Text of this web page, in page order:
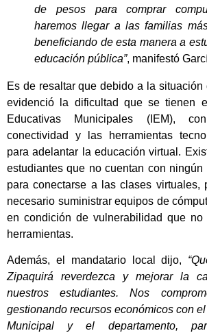
de pesos para comprar
haremos llegar a las familias
beneficiando de esta manera a
educación pública”, manifestó
Es de resaltar que debido a la
evidenció la dificultad que se tienen
Educativas Municipales (IEM),
conectividad y las herramientas
para adelantar la educación virtual.
estudiantes que no cuentan con
para conectarse a las clases virtuales,
necesario suministrar equipos de
en condición de vulnerabilidad que no
herramientas.
Además, el mandatario local dijo,
Zipaquirá reverdezca y mejorar la
nuestros estudiantes. Nos
gestionando recursos económicos con
Municipal y el departamento,